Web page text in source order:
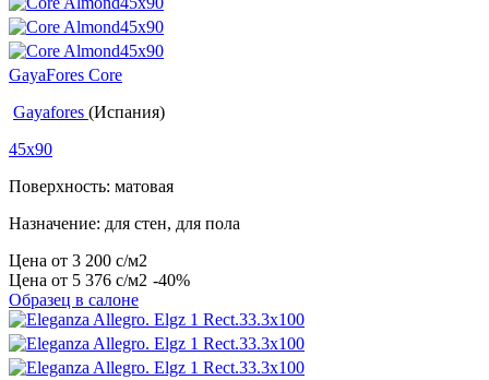
GayaFores Core
Gayafores (Испания)
45x90
Поверхность: матовая
Назначение: для стен, для пола
Цена от 3 200 c/м2
Цена от 5 376 c/м2 -40%
Образец в салоне